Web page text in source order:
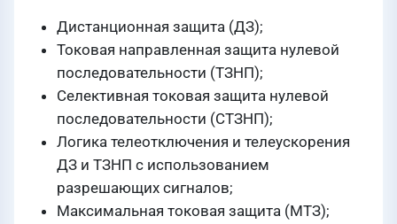
Дистанционная защита (ДЗ);
Токовая направленная защита нулевой
последовательности (ТЗНП);
Селективная токовая защита нулевой
последовательности (СТЗНП);
Логика телеотключения и телеускорения
ДЗ и ТЗНП с использованием
разрешающих сигналов;
Максимальная токовая защита (МТЗ);